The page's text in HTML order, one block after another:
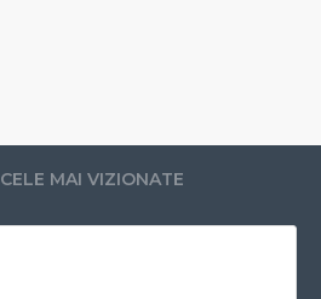
CELE MAI VIZIONATE